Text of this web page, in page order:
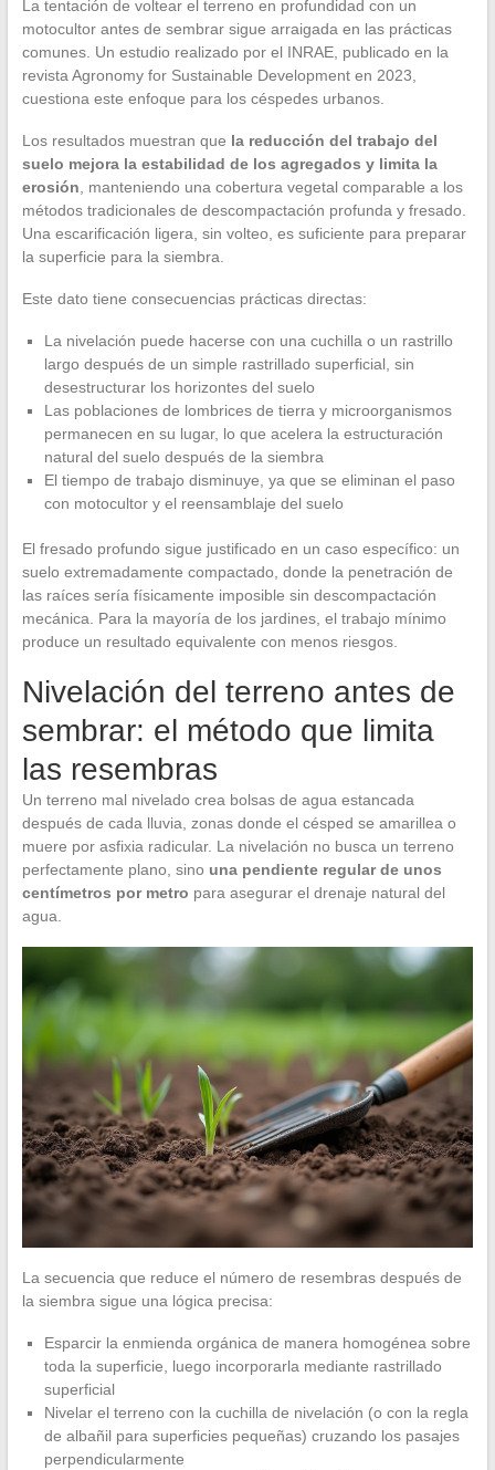
La tentación de voltear el terreno en profundidad con un
motocultor antes de sembrar sigue arraigada en las prácticas
comunes. Un estudio realizado por el INRAE, publicado en la
revista Agronomy for Sustainable Development en 2023,
cuestiona este enfoque para los céspedes urbanos.
Los resultados muestran que la reducción del trabajo del
suelo mejora la estabilidad de los agregados y limita la
erosión , manteniendo una cobertura vegetal comparable a los
métodos tradicionales de descompactación profunda y fresado.
Una escarificación ligera, sin volteo, es suficiente para preparar
la superficie para la siembra.
Este dato tiene consecuencias prácticas directas:
La nivelación puede hacerse con una cuchilla o un rastrillo
largo después de un simple rastrillado superficial, sin
desestructurar los horizontes del suelo
Las poblaciones de lombrices de tierra y microorganismos
permanecen en su lugar, lo que acelera la estructuración
natural del suelo después de la siembra
El tiempo de trabajo disminuye, ya que se eliminan el paso
con motocultor y el reensamblaje del suelo
El fresado profundo sigue justificado en un caso específico: un
suelo extremadamente compactado, donde la penetración de
las raíces sería físicamente imposible sin descompactación
mecánica. Para la mayoría de los jardines, el trabajo mínimo
produce un resultado equivalente con menos riesgos.
Nivelación del terreno antes de
sembrar: el método que limita
las resembras
Un terreno mal nivelado crea bolsas de agua estancada
después de cada lluvia, zonas donde el césped se amarillea o
muere por asfixia radicular. La nivelación no busca un terreno
perfectamente plano, sino una pendiente regular de unos
centímetros por metro para asegurar el drenaje natural del
agua.
La secuencia que reduce el número de resembras después de
la siembra sigue una lógica precisa:
Esparcir la enmienda orgánica de manera homogénea sobre
toda la superficie, luego incorporarla mediante rastrillado
superficial
Nivelar el terreno con la cuchilla de nivelación (o con la regla
de albañil para superficies pequeñas) cruzando los pasajes
perpendicularmente